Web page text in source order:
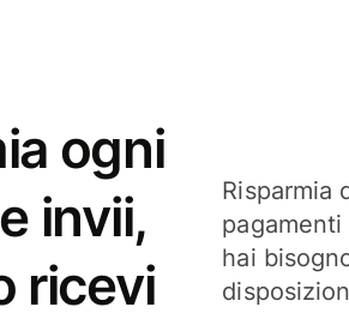
ogni
invii,
ricevi
Risparmia
hai